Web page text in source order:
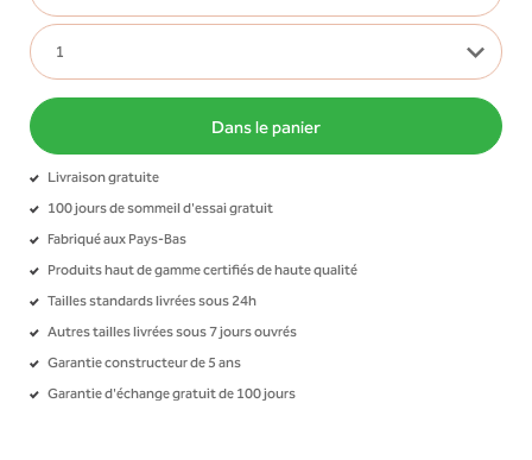
Dans le panier
Livraison gratuite
100 jours de sommeil d'essai gratuit
Fabriqué aux Pays-Bas
Produits haut de gamme certifiés de haute qualité
Tailles standards livrées sous 24h
Autres tailles livrées sous 7 jours ouvrés
Garantie constructeur de 5 ans
Garantie d'échange gratuit de 100 jours